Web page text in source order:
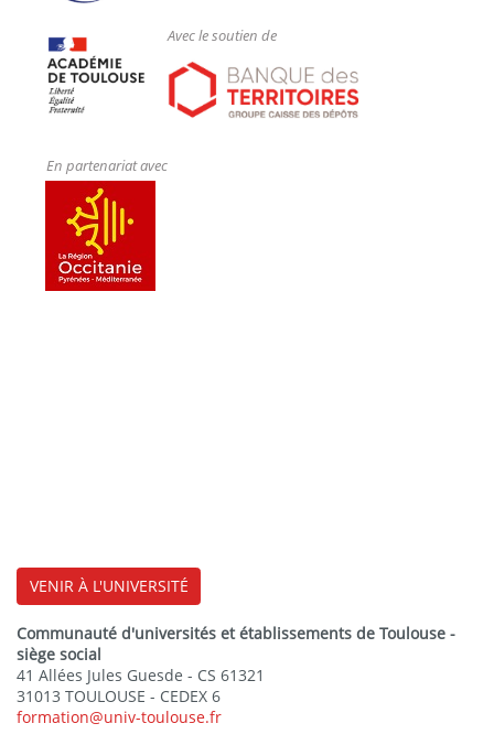
Avec le soutien de
En partenariat avec
VENIR À L'UNIVERSITÉ
Communauté d'universités et établissements de Toulouse -
siège social
41 Allées Jules Guesde - CS 61321
31013 TOULOUSE - CEDEX 6
formation@univ-toulouse.fr